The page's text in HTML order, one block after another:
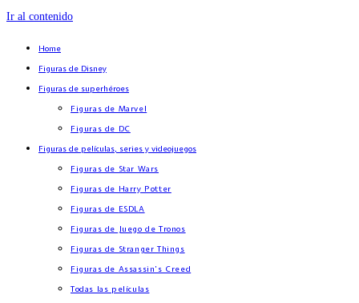
Ir al contenido
Home
Figuras de Disney
Figuras de superhéroes
Figuras de Marvel
Figuras de DC
Figuras de películas, series y videojuegos
Figuras de Star Wars
Figuras de Harry Potter
Figuras de ESDLA
Figuras de Juego de Tronos
Figuras de Stranger Things
Figuras de Assassin’s Creed
Todas las películas